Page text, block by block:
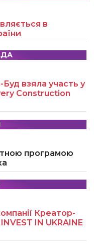
в
взяла участь у
Construction
програмою
Креатор-
IN UKRAINE